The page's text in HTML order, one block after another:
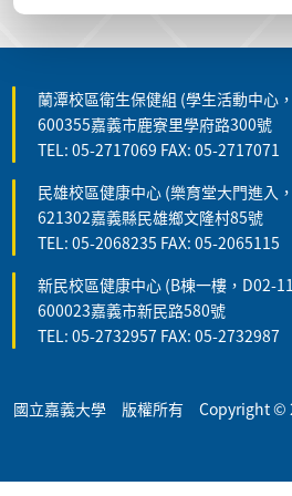
蘭潭校區衛生保健組 (學生活動中心
600355嘉義市鹿寮里學府路300號
TEL: 05-2717069 FAX: 05-2717071
民雄校區健康中心 (樂育堂大門進入
621302嘉義縣民雄鄉文隆村85號
TEL: 05-2068235 FAX: 05-2065115
新民校區健康中心 (B棟一樓，D02-
600023嘉義市新民路580號
TEL: 05-2732957 FAX: 05-2732987
國立嘉義大學 版權所有 Copyright ©